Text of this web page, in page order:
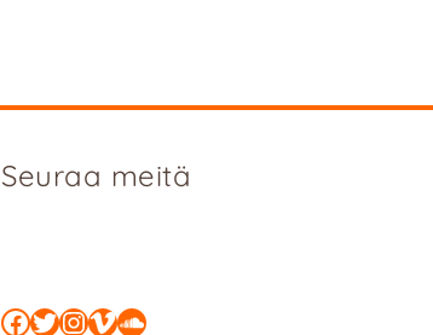
Seuraa meitä
Facebook
Twitter
Instagram
Vimeo
SoundCloud